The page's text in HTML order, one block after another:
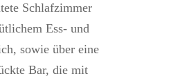
Schlafzimmer
Ess- und
sowie über eine
Bar, die mit